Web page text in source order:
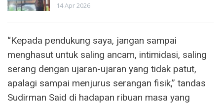
14 Apr 2026
“Kepada pendukung saya, jangan sampai
menghasut untuk saling ancam, intimidasi, saling
serang dengan ujaran-ujaran yang tidak patut,
apalagi sampai menjurus serangan fisik,” tandas
Sudirman Said di hadapan ribuan masa yang